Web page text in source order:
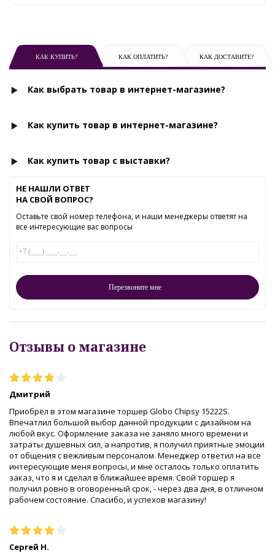
КАК КУПИТЬ? КАК ОПЛАТИТЬ? КАК ДОСТАВИТЕ?
Как выбрать товар в интернет-магазине?
Как купить товар в интернет-магазине?
Как купить товар с выставки?
НЕ НАШЛИ ОТВЕТ
НА СВОЙ ВОПРОС?
Оставьте свой номер телефона, и наши менеджеры ответят на
все интересующие вас вопросы
Отзывы о магазине
Дмитрий
Приобрёл в этом магазине торшер Globo Chipsy 15222S.
Впечатлил большой выбор данной продукции с дизайном на
любой вкус. Оформление заказа не заняло много времени и
затраты душевных сил, а напротив, я получил приятные эмоции
от общения с вежливым персоналом. Менеджер ответил на все
интересующие меня вопросы, и мне осталось только оплатить
заказ, что я и сделал в ближайшее время. Свой торшер я
получил ровно в оговоренный срок, - через два дня, в отличном
рабочем состояние. Спасибо, и успехов магазину!
Сергей Н.